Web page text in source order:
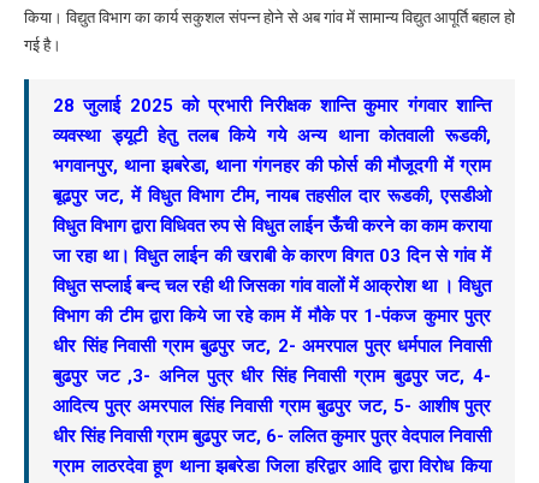
किया। विद्युत विभाग का कार्य सकुशल संपन्न होने से अब गांव में सामान्य विद्युत आपूर्ति बहाल हो
गई है।
28 जुलाई 2025 को प्रभारी निरीक्षक शान्ति कुमार गंगवार शान्ति
व्यवस्था ड्यूटी हेतु तलब किये गये अन्य थाना कोतवाली रूडकी,
भगवानपुर, थाना झबरेडा, थाना गंगनहर की फोर्स की मौजूदगी में ग्राम
बूढपुर जट, में विधुत विभाग टीम, नायब तहसील दार रूडकी, एसडीओ
विधुत विभाग द्वारा विधिवत रुप से विधुत लाईन ऊँची करने का काम कराया
जा रहा था। विधुत लाईन की खराबी के कारण विगत 03 दिन से गांव में
विधुत सप्लाई बन्द चल रही थी जिसका गांव वालों में आक्रोश था । विधुत
विभाग की टीम द्वारा किये जा रहे काम में मौके पर 1-पंकज कुमार पुत्र
धीर सिंह निवासी ग्राम बुढपुर जट, 2- अमरपाल पुत्र धर्मपाल निवासी
बुढपुर जट ,3- अनिल पुत्र धीर सिंह निवासी ग्राम बुढपुर जट, 4-
आदित्य पुत्र अमरपाल सिंह निवासी ग्राम बुढपुर जट, 5- आशीष पुत्र
धीर सिंह निवासी ग्राम बुढपुर जट, 6- ललित कुमार पुत्र वेदपाल निवासी
ग्राम लाठरदेवा हूण थाना झबरेडा जिला हरिद्वार आदि द्वारा विरोध किया